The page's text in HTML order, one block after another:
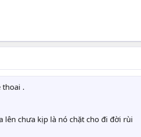
thoai .
lên chưa kịp là nó chặt cho đi đời rùi